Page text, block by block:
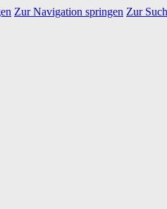
Zur Navigation springen Zur